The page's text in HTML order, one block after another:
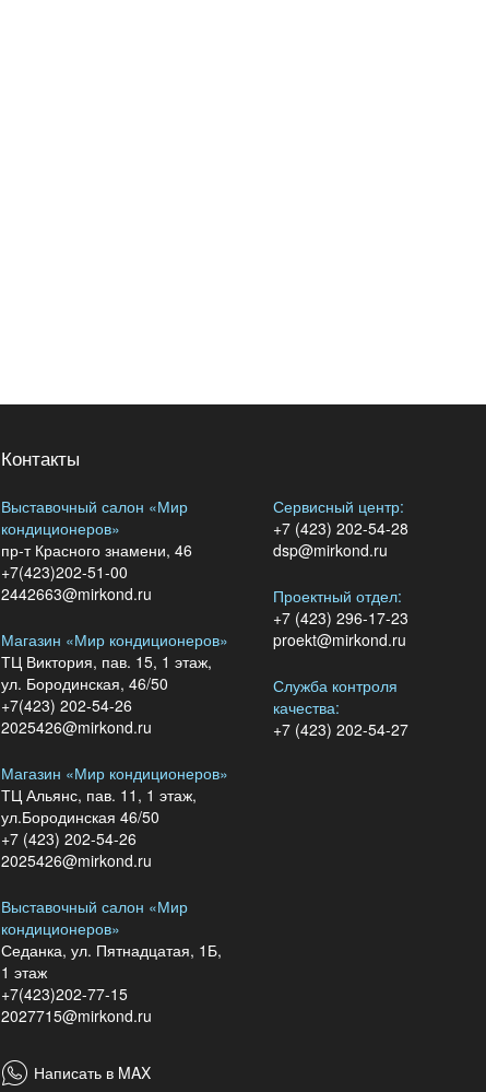
Контакты
Выставочный салон «Мир
кондиционеров»
пр-т Красного знамени, 46
+7(423)202-51-00
2442663@mirkond.ru
Магазин «Мир кондиционеров»
ТЦ Виктория, пав. 15, 1 этаж,
ул. Бородинская, 46/50
+7(423) 202-54-26
2025426@mirkond.ru
Магазин «Мир кондиционеров»
ТЦ Альянс, пав. 11, 1 этаж,
ул.Бородинская 46/50
+7 (423) 202-54-26
2025426@mirkond.ru
Выставочный салон «Мир
кондиционеров»
Седанка, ул. Пятнадцатая, 1Б,
1 этаж
+7(423)202-77-15
2027715@mirkond.ru
Сервисный центр:
+7 (423) 202-54-28
dsp@mirkond.ru
Проектный отдел:
+7 (423) 296-17-23
proekt@mirkond.ru
Служба контроля
качества:
+7 (423) 202-54-27
Написать в MAX